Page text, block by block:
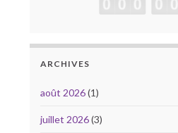
ARCHIVES
août 2026(1)
juillet 2026(3)